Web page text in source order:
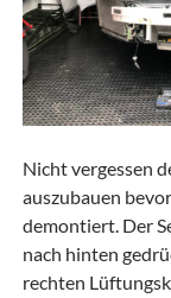
Nicht vergessen
auszubauen
demontiert. Der
nach hinten
rechten